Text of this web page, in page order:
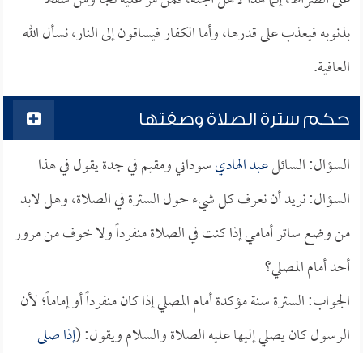
بذنوبه فيعذب على قدرها، وأما الكفار فيساقون إلى النار، نسأل الله
العافية.
حكم سترة الصلاة وصفتها
السؤال: السائلعبد الهاديسوداني ومقيم في جدة يقول في هذا
السؤال: نريد أن نعرف كل شيء حول السترة في الصلاة، وهل لابد
من وضع ساتر أمامي إذا كنت في الصلاة منفرداً ولا خوف من مرور
أحد أمام المصلي؟
الجواب: السترة سنة مؤكدة أمام المصلي إذا كان منفرداً أو إماماً؛ لأن
الرسول كان يصلي إليها عليه الصلاة والسلام ويقول: (إذا صلى